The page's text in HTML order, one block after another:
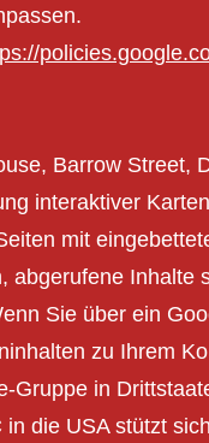
Barrow Street,
interaktiver
mit
abgerufene
Sie über ein
zu Ihrem
Gruppe in
die USA stützt